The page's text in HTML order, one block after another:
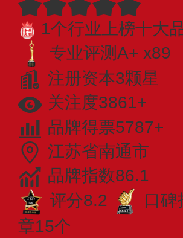
1个行业上榜十大
专业评测A+ x89
注册资本3颗星
关注度3861+
品牌得票5787+
江苏省南通市
品牌指数86.1
评分8.2
口碑
章15个